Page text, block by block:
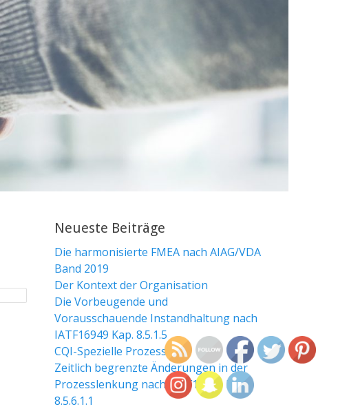
Neueste Beiträge
Die harmonisierte FMEA nach AIAG/VDA
Band 2019
Der Kontext der Organisation
Die Vorbeugende und
Vorausschauende Instandhaltung nach
IATF16949 Kap. 8.5.1.5
CQI-Spezielle Prozesse
Zeitlich begrenzte Änderungen in der
Prozesslenkung nach IATF16949 Kap.
8.5.6.1.1